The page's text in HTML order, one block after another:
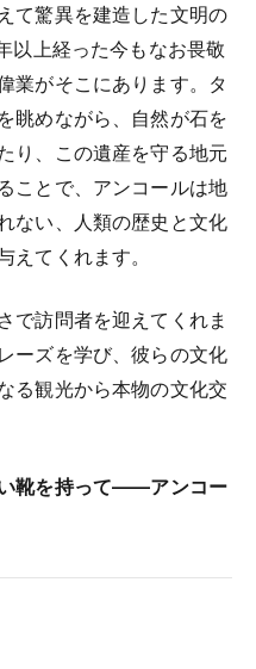
て驚異を建造した文明の
以上経った今もなお畏敬
業がそこにあります。タ
眺めながら、自然が石を
り、この遺産を守る地元
ことで、アンコールは地
ない、人類の歴史と文化
えてくれます。
で訪問者を迎えてくれま
ーズを学び、彼らの文化
る観光から本物の文化交
靴を持って——アンコー